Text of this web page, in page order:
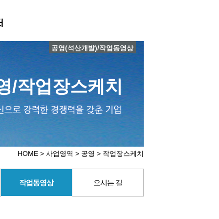
/작업장스케치
HOME > 사업영역 > 공영 > 작업장스케치
작업동영상 오시는 길
공영(석산개발)/작업동영상